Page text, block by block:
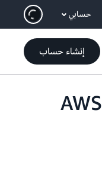
انتقل إلى المحتوى الرئيسي
حسابي
إنشاء حساب
يتوفر الآن المستوى المحجوز من Amazon Bedrock لـ Claude Sonnet 4.5 في AWS